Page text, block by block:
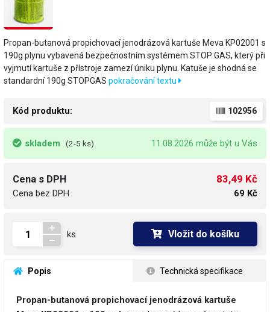
Propan-butanová propichovací jenodrázová kartuše Meva KP02001 s
190g plynu vybavená bezpečnostním systémem STOP GAS, který při
vyjmutí kartuše z přístroje zamezí úniku plynu. Katuše je shodná se
standardní 190g STOPGAS pokračování textu
Kód produktu: 102956
skladem (2-5 ks) 11.08.2026 může být u Vás
Cena s DPH
Cena bez DPH
83,49 Kč
69 Kč
ks Vložit do košíku
Popis Technická specifikace
Propan-butanová propichovací jenodrázová kartuše